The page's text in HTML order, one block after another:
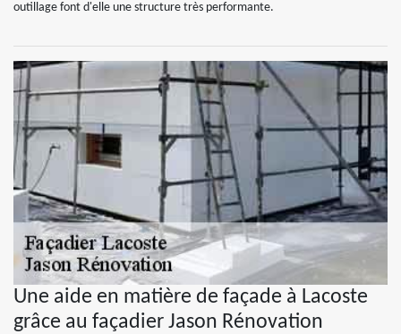
outillage font d'elle une structure très performante.
Une aide en matière de façade à Lacoste
grâce au façadier Jason Rénovation